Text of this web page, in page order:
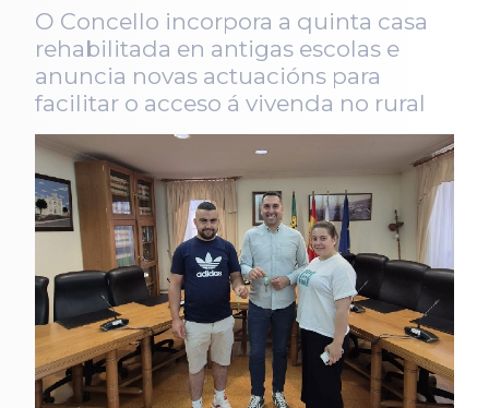
O Concello incorpora a quinta casa
rehabilitada en antigas escolas e
anuncia novas actuacións para
facilitar o acceso á vivenda no rural